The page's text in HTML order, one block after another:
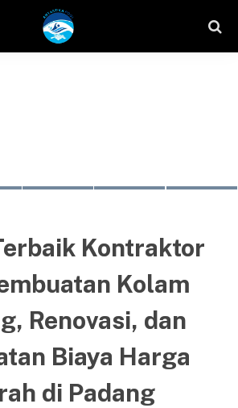
Membongkar Kolam
Diganti
yang Wajib Diketahui
yang Sama?
Kontraktor
Kolam
Renovasi, dan
Biaya Harga
di Padang